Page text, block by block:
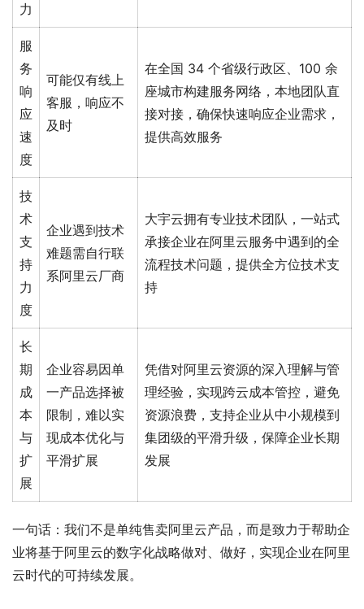
力
服
务
响
应
速
度
可能仅有线上
客服，响应不
及时
在全国 34 个省级行政区、100 余
座城市构建服务网络，本地团队直
接对接，确保快速响应企业需求，
提供高效服务
技
术
支
持
力
度
企业遇到技术
难题需自行联
系阿里云厂商
大宇云拥有专业技术团队，一站式
承接企业在阿里云服务中遇到的全
流程技术问题，提供全方位技术支
持
长
期
成
本
与
扩
展
企业容易因单
一产品选择被
限制，难以实
现成本优化与
平滑扩展
凭借对阿里云资源的深入理解与管
理经验，实现跨云成本管控，避免
资源浪费，支持企业从中小规模到
集团级的平滑升级，保障企业长期
发展
一句话：我们不是单纯售卖阿里云产品，而是致力于帮助企
业将基于阿里云的数字化战略做对、做好，实现企业在阿里
云时代的可持续发展。